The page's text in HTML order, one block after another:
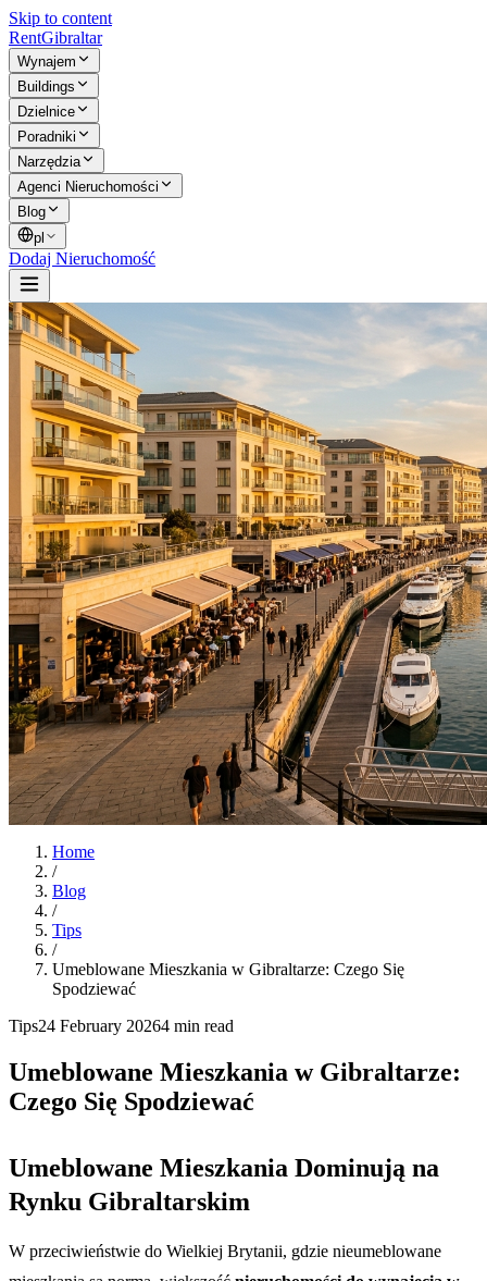
Skip to content
RentGibraltar
Wynajem
Buildings
Dzielnice
Poradniki
Narzędzia
Agenci Nieruchomości
Blog
pl
Dodaj Nieruchomość
Home
/
Blog
/
Tips
/
Umeblowane Mieszkania w Gibraltarze: Czego Się
Spodziewać
Tips24 February 20264 min read
Umeblowane Mieszkania w Gibraltarze:
Czego Się Spodziewać
Umeblowane Mieszkania Dominują na
Rynku Gibraltarskim
W przeciwieństwie do Wielkiej Brytanii, gdzie nieumeblowane